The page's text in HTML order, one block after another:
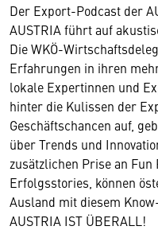
Der Export-Podcast der
AUSTRIA führt auf
Die WKÖ-
Erfahrungen in ihren
lokale Expertinnen und
hinter die Kulissen der
Geschäftschancen auf,
über Trends und
zusätzlichen Prise an
Erfolgsstories, können
Ausland mit diesem
AUSTRIA IST ÜBERALL!